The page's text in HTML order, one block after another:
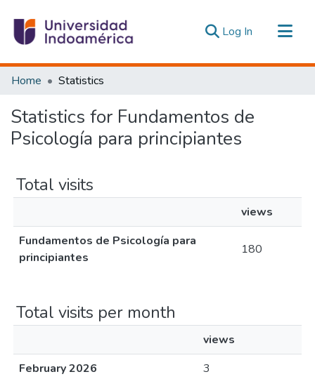
Log In (current)
Communities & Collections
Estadísticas Externas
Home Statistics
Statistics for Fundamentos de
Psicología para principiantes
Total visits
views
Fundamentos de Psicología para
principiantes
180
Total visits per month
views
February 2026
3